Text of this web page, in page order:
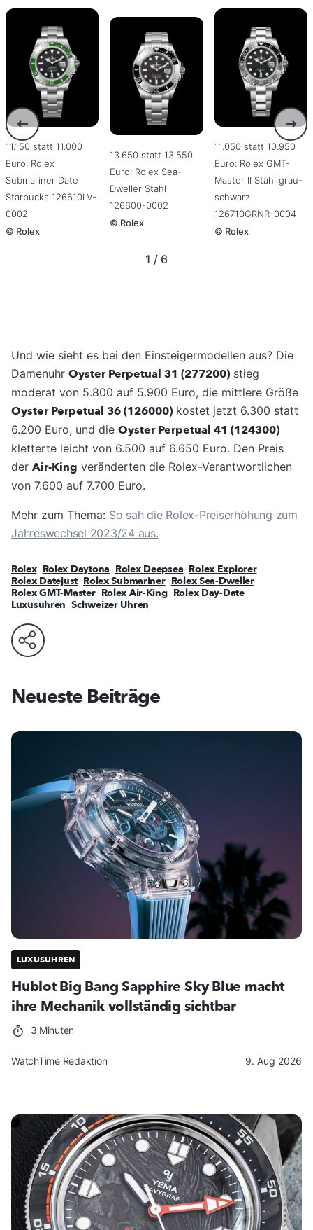
11.150 statt 11.000
Euro: Rolex
Submariner Date
Starbucks 126610LV-
0002
© Rolex
13.650 statt 13.550
Euro: Rolex Sea-
Dweller Stahl
126600-0002
© Rolex
11.050 statt 10.950
Euro: Rolex GMT-
Master II Stahl grau-
schwarz
126710GRNR-0004
© Rolex
1 / 6
Und wie sieht es bei den Einsteigermodellen aus? Die
Damenuhr Oyster Perpetual 31 (277200) stieg
moderat von 5.800 auf 5.900 Euro, die mittlere Größe
Oyster Perpetual 36 (126000) kostet jetzt 6.300 statt
6.200 Euro, und die Oyster Perpetual 41 (124300)
kletterte leicht von 6.500 auf 6.650 Euro. Den Preis
der Air-King veränderten die Rolex-Verantwortlichen
von 7.600 auf 7.700 Euro.
Mehr zum Thema: So sah die Rolex-Preiserhöhung zum
Jahreswechsel 2023/24 aus.
Rolex Rolex Daytona Rolex Deepsea Rolex Explorer
Rolex Datejust Rolex Submariner Rolex Sea-Dweller
Rolex GMT-Master Rolex Air-King Rolex Day-Date
Luxusuhren Schweizer Uhren
Neueste Beiträge
LUXUSUHREN
Hublot Big Bang Sapphire Sky Blue macht
ihre Mechanik vollständig sichtbar
3 Minuten
WatchTime Redaktion 9. Aug 2026